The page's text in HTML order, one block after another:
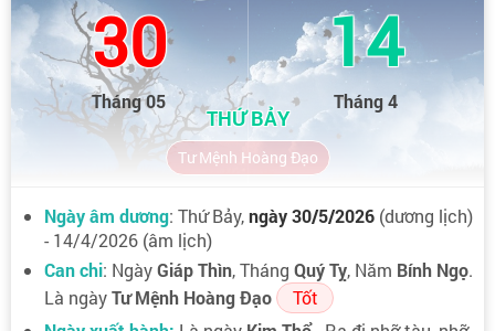
30
Tháng 05
14
Tháng 4
THỨ BẢY
Tư Mệnh Hoàng Đạo
Ngày âm dương: Thứ Bảy,ngày 30/5/2026 (dương lịch)
- 14/4/2026 (âm lịch)
Can chi: NgàyGiáp Thìn, Tháng Quý Tỵ, Năm Bính Ngọ.
Là ngàyTư Mệnh Hoàng Đạo
Tốt